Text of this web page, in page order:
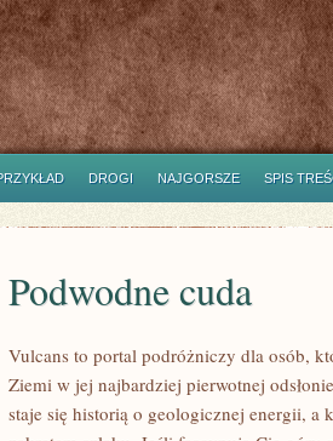
DROGI NAJGORSZE SPIS
Podwodne cuda
Vulcans to portal podróżniczy dla osób,
Ziemi w jej najbardziej pierwotnej
staje się historią o geologicznej energii, a